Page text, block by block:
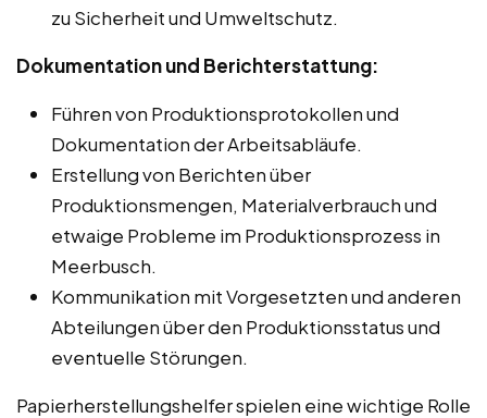
zu Sicherheit und Umweltschutz.
Dokumentation und Berichterstattung:
Führen von Produktionsprotokollen und
Dokumentation der Arbeitsabläufe.
Erstellung von Berichten über
Produktionsmengen, Materialverbrauch und
etwaige Probleme im Produktionsprozess in
Meerbusch.
Kommunikation mit Vorgesetzten und anderen
Abteilungen über den Produktionsstatus und
eventuelle Störungen.
Papierherstellungshelfer spielen eine wichtige Rolle